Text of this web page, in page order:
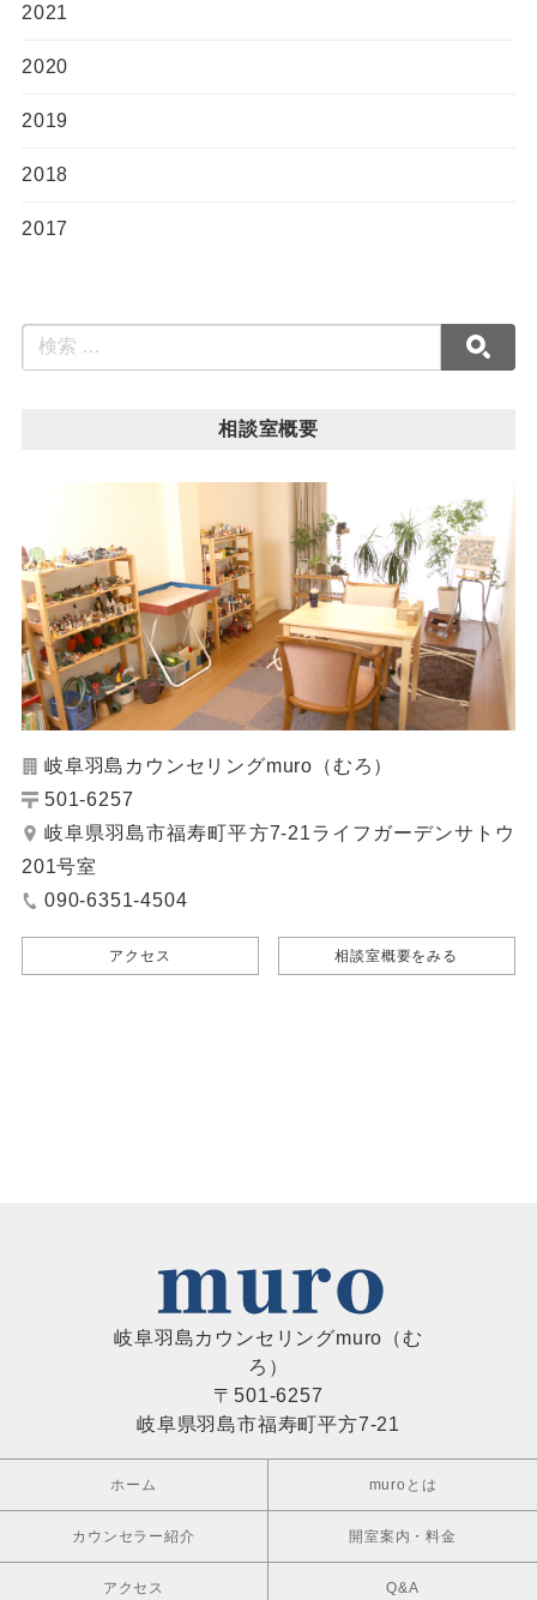
2021
2020
2019
2018
2017
相談室概要
岐阜羽島カウンセリングmuro（むろ）
501-6257
岐阜県羽島市福寿町平方7-21ライフガーデンサトウ
201号室
090-6351-4504
アクセス 相談室概要をみる
岐阜羽島カウンセリングmuro（む
ろ）
〒501-6257
岐阜県羽島市福寿町平方7-21
ホーム muroとは
カウンセラー紹介 開室案内・料金
アクセス Q&A